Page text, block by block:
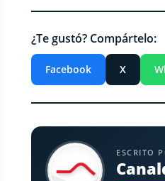
¿Te gustó? Compártelo:
Facebook X
ESCRITO